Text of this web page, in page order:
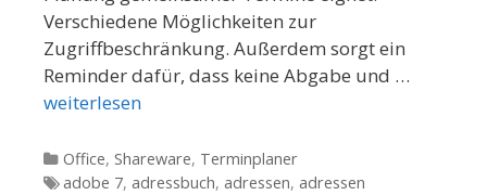
Verschiedene Möglichkeiten zur
Zugriffbeschränkung. Außerdem sorgt ein
Reminder dafür, dass keine Abgabe und …
weiterlesen
Kategorien
Office, Shareware, Terminplaner
Tags
adobe 7, adressbuch, adressen, adressen